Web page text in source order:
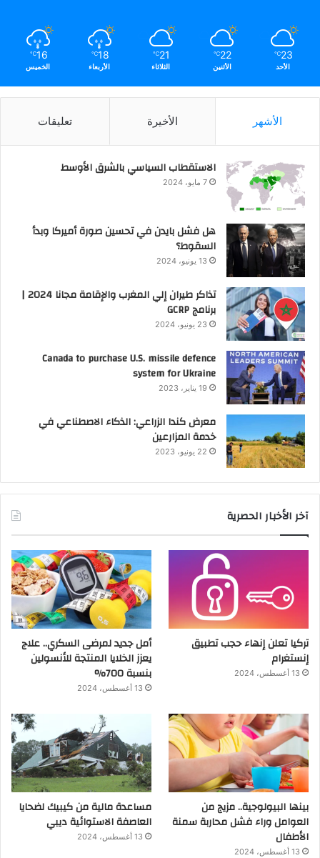
23
℃
الأحد
22
℃
الأثنين
21
℃
الثلاثاء
18
℃
الأربعاء
16
℃
الخميس
الأشهر الأخيرة تعليقات
الاستقطاب السياسي بالشرق الأوسط
7 مايو، 2024
هل فشل بايدن في تحسين صورة أميركا وبدأ
السقوط؟
13 يونيو، 2024
تذاكر طيران إلي المغرب والإقامة مجانا 2024 |
برنامج GCRP
23 يونيو، 2024
Canada to purchase U.S. missile defence
system for Ukraine
19 يناير، 2023
معرض كندا الزراعي: الذكاء الاصطناعي في
خدمة المزارعين
22 يونيو، 2023
آخر الأخبار الحصرية
تركيا تعلن إنهاء حجب تطبيق
إنستغرام
13 أغسطس، 2024
أمل جديد لمرضى السكري.. علاج
يعزز الخلايا المنتجة للأنسولين
بنسبة 700%
13 أغسطس، 2024
بينها البيولوجية.. مزيج من
العوامل وراء فشل محاربة سمنة
الأطفال
13 أغسطس، 2024
مساعدة مالية من كيبيك لضحايا
العاصفة الاستوائية ديبي
13 أغسطس، 2024